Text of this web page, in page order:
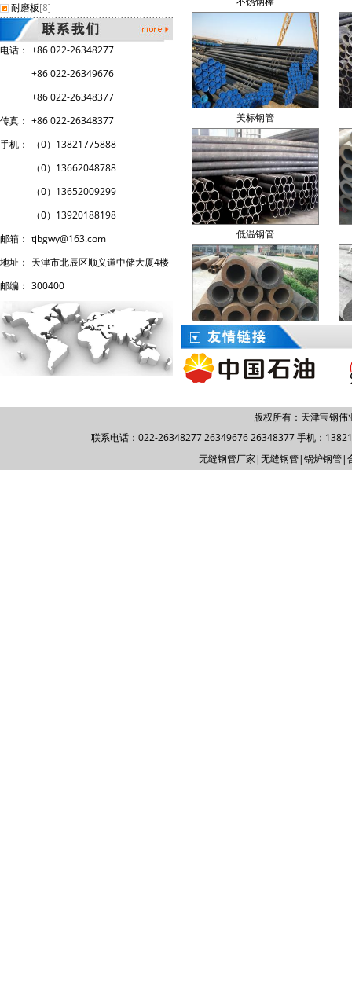
耐磨板[8]
电话： +86 022-26348277
+86 022-26349676
+86 022-26348377
传真： +86 022-26348377
手机：
（0）13821775888
（0） 13662048788
（0） 13652009299
（0） 13920188198
邮箱： tjbgwy@163.com
地址： 天津市北辰区顺义道中储大厦4楼
邮编： 300400
美标钢管
低温钢管
锅炉钢管
石油裂化管
版权所有：天津宝钢
联系电话：022-26348277 26349676 26348377 手机：
无缝钢管厂家 |无缝钢管|锅炉钢管|